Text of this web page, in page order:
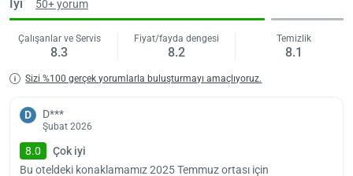
bulunan restoranda Türk ve İngiliz yemeklerinin tadına varabiliyor.
Öğle ve akşam vakitlerinde servis edilen açık büfenin yanı sıra tesisin
belirdiği bazı alkolsüz ve alkollü içecek çeşitleri de misafirlere ek ücret
gibi olanaklar bulunuyor. Tesislerde bazı akşamlar konuklar için canlı
şovlar ve müzik gösterileri düzenleniyor. Otel içerisinde yer alan mini
clup, miniklerin tatilini eşsiz ve unutulmaz kılıyor. Scuba dalış, fitness
merkezi, su kayağı, aerobik kursları, dart, masa tenisi, kano ve deniz
muzu hizmetleri ile eğlenceli vakit geçirme imkanı bulabilirsiniz.
İyi 50+ yorum
Çalışanlar ve Servis
8.3
Fiyat/fayda dengesi
8.2
Temizlik
8.1
Sizi %100 gerçek yorumlarla buluşturmayı amaçlıyoruz.
D D***
Şubat 2026
8.0
Çok iyi
Bu oteldeki konaklamamız 2025 Temmuz ortası için